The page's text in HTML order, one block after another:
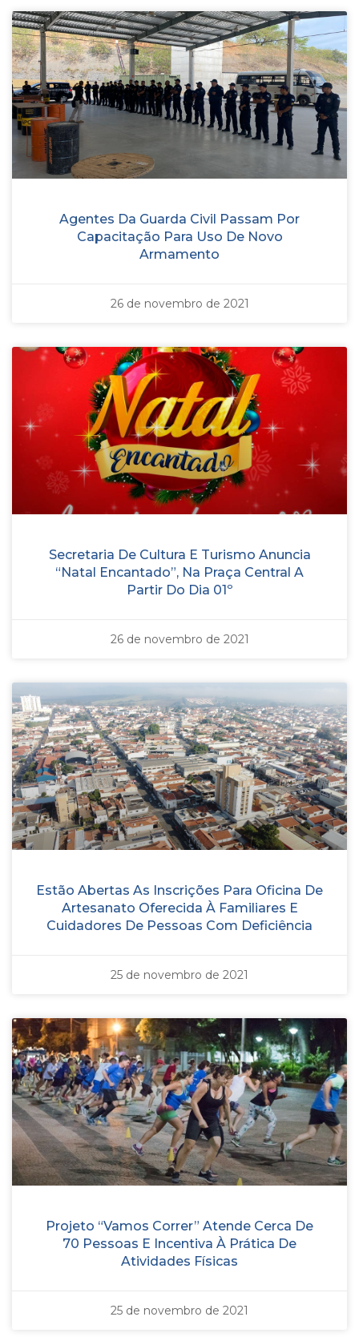
Agentes Da Guarda Civil Passam Por
Capacitação Para Uso De Novo
Armamento
26 de novembro de 2021
Secretaria De Cultura E Turismo Anuncia
“Natal Encantado”, Na Praça Central A
Partir Do Dia 01º
26 de novembro de 2021
Estão Abertas As Inscrições Para Oficina De
Artesanato Oferecida À Familiares E
Cuidadores De Pessoas Com Deficiência
25 de novembro de 2021
Projeto “Vamos Correr” Atende Cerca De
70 Pessoas E Incentiva À Prática De
Atividades Físicas
25 de novembro de 2021